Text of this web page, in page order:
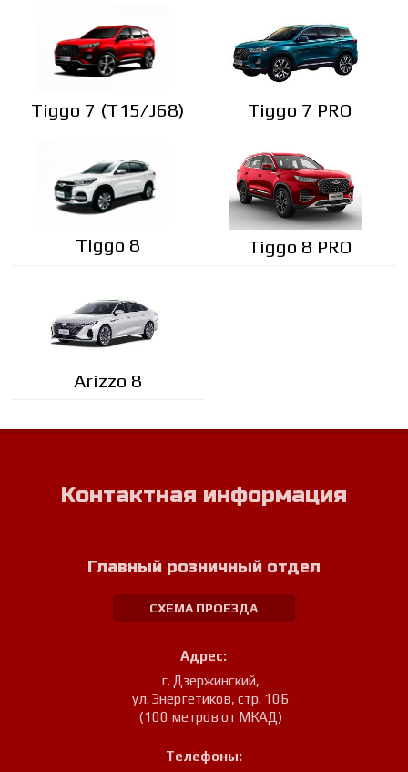
Tiggo 7 (T15/J68) Tiggo 7 PRO
Tiggo 8 Tiggo 8 PRO
Arizzo 8
Контактная информация
Главный розничный отдел
СХЕМА ПРОЕЗДА
Адрес:
г. Дзержинский,
ул. Энергетиков, стр. 10Б
(100 метров от МКАД)
Телефоны: